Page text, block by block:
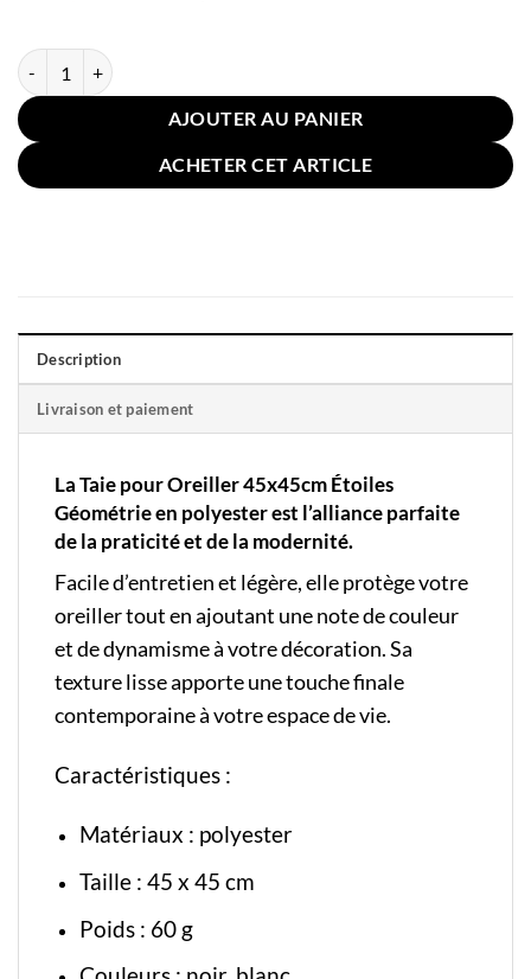
quantité de Taie pour Oreiller 45x45cm Étoiles Géométrie
AJOUTER AU PANIER
ACHETER CET ARTICLE
Description
Livraison et paiement
La Taie pour Oreiller 45x45cm Étoiles
Géométrie en polyester est l’alliance parfaite
de la praticité et de la modernité.
Facile d’entretien et légère, elle protège votre
oreiller tout en ajoutant une note de couleur
et de dynamisme à votre décoration. Sa
texture lisse apporte une touche finale
contemporaine à votre espace de vie.
Caractéristiques :
Matériaux : polyester
Taille : 45 x 45 cm
Poids : 60 g